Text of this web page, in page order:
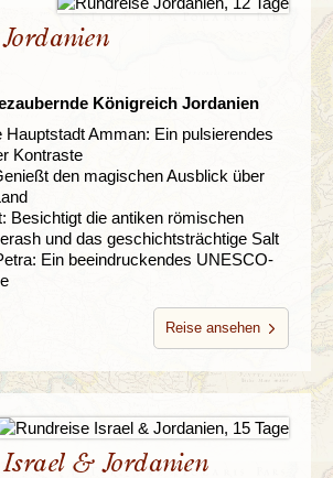
Königreich Jordanien
Hauptstadt Amman: Ein pulsierendes
Kontraste
den magischen Ausblick über
Besichtigt die antiken römischen
und das geschichtsträchtige Salt
Ein beeindruckendes UNESCO-
Reise ansehen
& Jordanien